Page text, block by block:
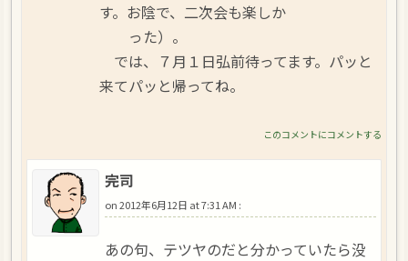
す。お陰で、二次会も楽しか
った）。
では、７月１日弘前待ってます。パッと
来てパッと帰ってね。
このコメントにコメントする
完司
on2012年6月12日 at 7:31 AM :
あの句、テツヤのだと分かっていたら没